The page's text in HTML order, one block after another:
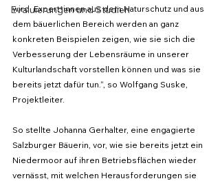
Evaluierungen und Studien
wird. Expert*innen aus dem Naturschutz und aus
dem bäuerlichen Bereich werden an ganz
konkreten Beispielen zeigen, wie sie sich die
Verbesserung der Lebensräume in unserer
Kulturlandschaft vorstellen können und was sie
bereits jetzt dafür tun.“, so Wolfgang Suske,
Projektleiter.
So stellte Johanna Gerhalter, eine engagierte
Salzburger Bäuerin, vor, wie sie bereits jetzt ein
Niedermoor auf ihren Betriebsflächen wieder
vernässt, mit welchen Herausforderungen sie